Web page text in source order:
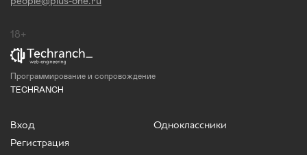
18+
Программирование и сопровождение
TECHRANCH
Вход
Регистрация
Одноклассники